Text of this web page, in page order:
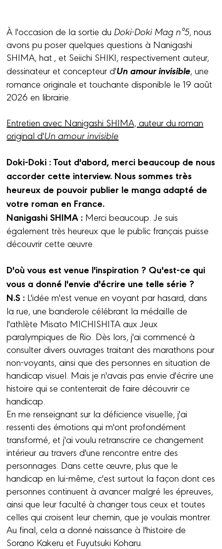
À l'occasion de la sortie du Doki-Doki Mag n°5, nous
avons pu poser quelques questions à Nanigashi
SHIMA, hat., et Seiichi SHIKI, respectivement auteur,
dessinateur et concepteur d'Un amour invisible, une
romance originale et touchante disponible le 19 août
2026 en librairie.
Entretien avec Nanigashi SHIMA, auteur du roman
original d'Un amour invisible
Doki-Doki : Tout d'abord, merci beaucoup de nous
accorder cette interview. Nous sommes très
heureux de pouvoir publier le manga adapté de
votre roman en France.
Nanigashi SHIMA : Merci beaucoup. Je suis
également très heureux que le public français puisse
découvrir cette œuvre.
D'où vous est venue l'inspiration ? Qu'est-ce qui
vous a donné l'envie d'écrire une telle série ?
N.S : L'idée m'est venue en voyant par hasard, dans
la rue, une banderole célébrant la médaille de
l'athlète Misato MICHISHITA aux Jeux
paralympiques de Rio. Dès lors, j'ai commencé à
consulter divers ouvrages traitant des marathons pour
non-voyants, ainsi que des personnes en situation de
handicap visuel. Mais je n'avais pas envie d'écrire une
histoire qui se contenterait de faire découvrir ce
handicap.
En me renseignant sur la déficience visuelle, j'ai
ressenti des émotions qui m'ont profondément
transformé, et j'ai voulu retranscrire ce changement
intérieur au travers d'une rencontre entre des
personnages. Dans cette œuvre, plus que le
handicap en lui-même, c'est surtout la façon dont ces
personnes continuent à avancer malgré les épreuves,
ainsi que leur faculté à changer tous ceux et toutes
celles qui croisent leur chemin, que je voulais montrer.
Au final, cela a donné naissance à l'histoire de
Sorano Kakeru et Fuyutsuki Koharu.